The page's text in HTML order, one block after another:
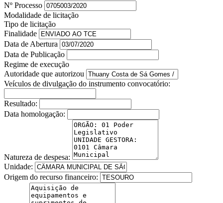
Nº Processo
Modalidade de licitação
Tipo de licitação
Finalidade
Data de Abertura
Data de Publicação
Regime de execução
Autoridade que autorizou
Veículos de divulgação do instrumento convocatório:
Resultado:
Data homologação:
Natureza de despesa:
Unidade:
Origem do recurso financeiro: